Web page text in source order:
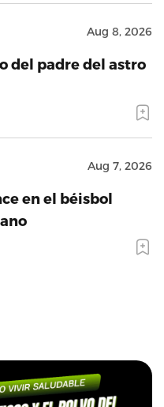
Aug 8, 2026
del padre del astro
Aug 7, 2026
en el béisbol